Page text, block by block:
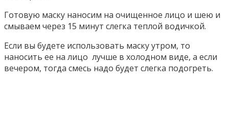
Готовую маску наносим на очищенное лицо и шею и
смываем через 15 минут слегка теплой водичкой.
Если вы будете использовать маску утром, то
наносить ее на лицо лучше в холодном виде, а если
вечером, тогда смесь надо будет слегка подогреть.